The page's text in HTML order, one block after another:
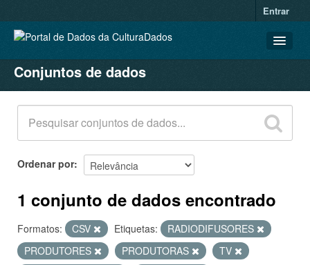
Entrar
CONJUNTOS DE DADOS
ORGANIZAÇÕES
GRUPOS
SOBRE
Conjuntos de dados
Ordenar por
1 conjunto de dados encontrado
Formatos: CSV Etiquetas:
RADIODIFUSORES
PRODUTORES
PRODUTORAS
TV